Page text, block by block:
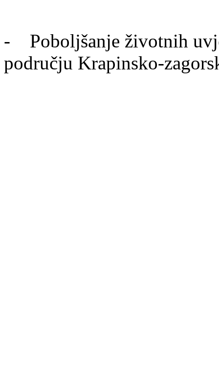
- Poboljšanje životnih
području Krapinsko-